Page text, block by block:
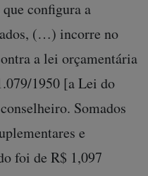
configura a
(…) incorre no
a lei orçamentária
1950 [a Lei do
Somados
e
foi de R$ 1,097